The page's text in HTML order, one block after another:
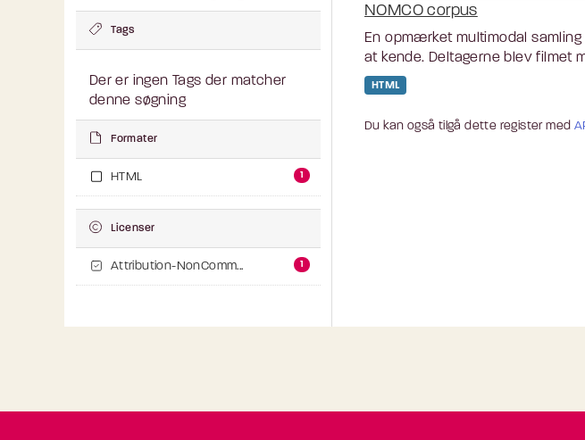
Tags
Der er ingen Tags der matcher
denne søgning
Formater
HTML 1
Licenser
Attribution-NonComm... 1
NOMCO corpus
En opmærket multimodal
at kende. Deltagerne blev filmet
HTML
Du kan også tilgå dette register med